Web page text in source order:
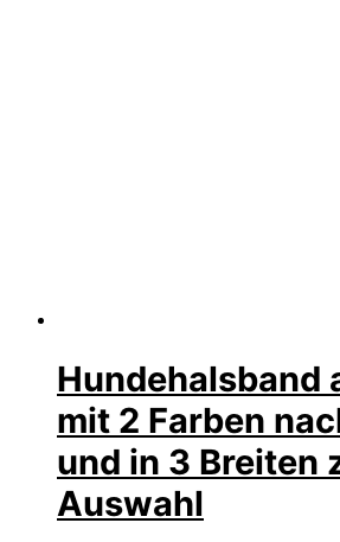
Hundehalsband
mit 2 Farben
und in 3 Breiten
Auswahl